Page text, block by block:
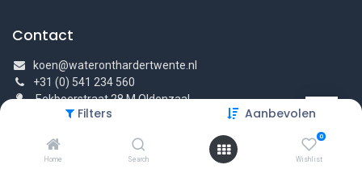
Filters Aanbevolen
Home Search
0
Wishlist
Contact
koen@wateronthardertwente.nl
+31 (0) 541 234 560
Eekboerstraat 28 M Oldenzaal